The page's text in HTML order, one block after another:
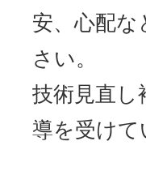
安、心配
さい。
技術見直し
導を受けて